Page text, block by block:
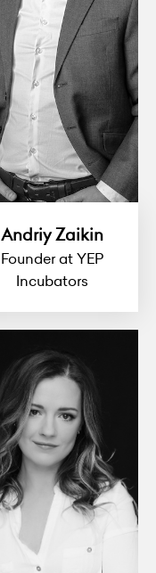
Andriy Zaikin
Founder at YEP
Incubators